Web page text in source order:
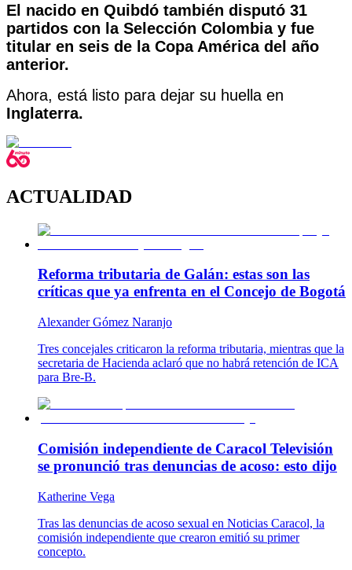
El nacido en Quibdó también disputó 31
partidos con la Selección Colombia y fue
titular en seis de la Copa América del año
anterior.
Ahora, está listo para dejar su huella en
Inglaterra.
ACTUALIDAD
Reforma tributaria de Galán: estas son las
críticas que ya enfrenta en el Concejo de Bogotá
Alexander Gómez Naranjo
Tres concejales criticaron la reforma tributaria, mientras que la
secretaria de Hacienda aclaró que no habrá retención de ICA
para Bre-B.
Comisión independiente de Caracol Televisión
se pronunció tras denuncias de acoso: esto dijo
Katherine Vega
Tras las denuncias de acoso sexual en Noticias Caracol, la
comisión independiente que crearon emitió su primer
concepto.